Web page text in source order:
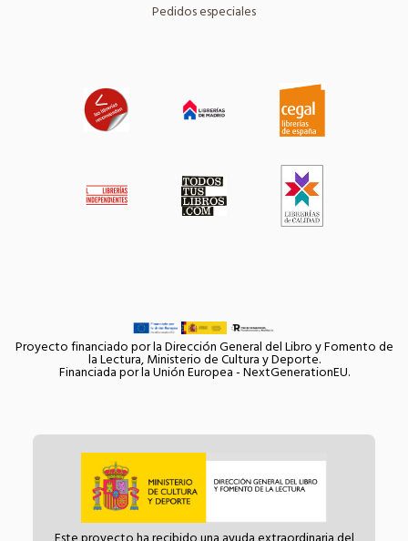
Pedidos especiales
Proyecto financiado por la Dirección General del Libro y Fomento de
la Lectura, Ministerio de Cultura y Deporte.
Financiada por la Unión Europea - NextGenerationEU.